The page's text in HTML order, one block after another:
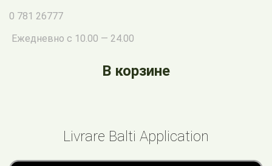
0 781 26777
Ежедневно с 10.00 — 24.00
В корзине
Livrare Balti Application